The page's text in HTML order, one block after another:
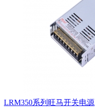
LRM350系列旺马开关电源